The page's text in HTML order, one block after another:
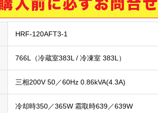
HRF-120AFT3-1
766L（冷蔵室383L / 冷凍室 383L）
三相200V 50／60Hz 0.86kVA(4.3A)
冷却時350／365W 霜取時639／639W